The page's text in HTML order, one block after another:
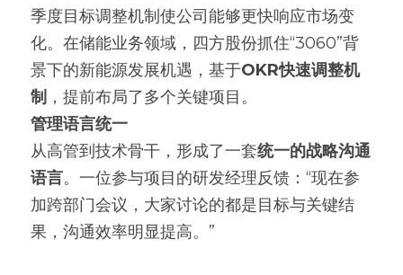
季度目标调整机制使公司能够更快响应市场变
化。在储能业务领域，四方股份抓住“3060”背
景下的新能源发展机遇，基于OKR快速调整机
制 ，提前布局了多个关键项目。
管理语言统一
从高管到技术骨干，形成了一套统一的战略沟通
语言。一位参与项目的研发经理反馈：“现在参
加跨部门会议，大家讨论的都是目标与关键结
果，沟通效率明显提高。”